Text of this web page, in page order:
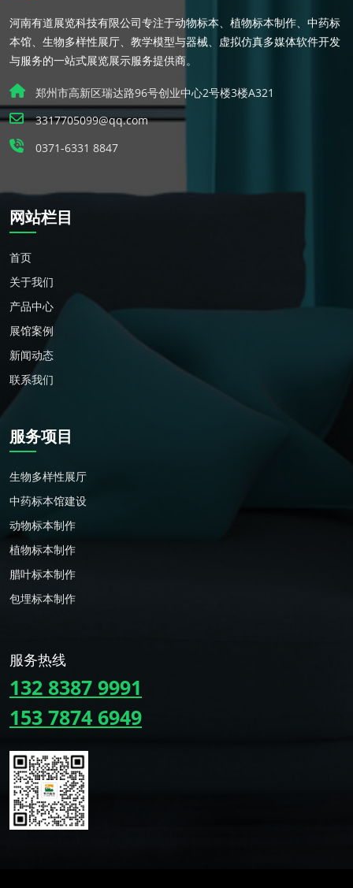
河南有道展览科技有限公司专注于动物标本、植物标本制作、中药标
本馆、生物多样性展厅、教学模型与器械、虚拟仿真多媒体软件开发
与服务的一站式展览展示服务提供商。
郑州市高新区瑞达路96号创业中心2号楼3楼A321
3317705099@qq.com
0371-6331 8847
网站栏目
首页
关于我们
产品中心
展馆案例
新闻动态
联系我们
服务项目
生物多样性展厅
中药标本馆建设
动物标本制作
植物标本制作
腊叶标本制作
包埋标本制作
服务热线
132 8387 9991
153 7874 6949